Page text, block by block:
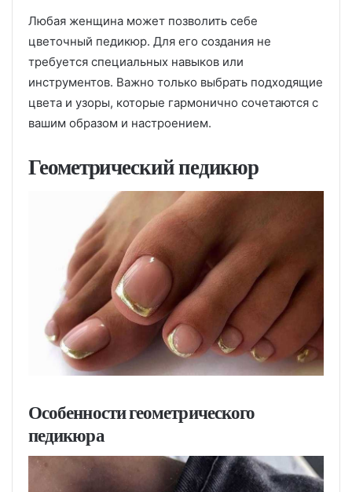
Любая женщина может позволить себе
цветочный педикюр. Для его создания не
требуется специальных навыков или
инструментов. Важно только выбрать подходящие
цвета и узоры, которые гармонично сочетаются с
вашим образом и настроением.
Геометрический педикюр
Особенности геометрического
педикюра